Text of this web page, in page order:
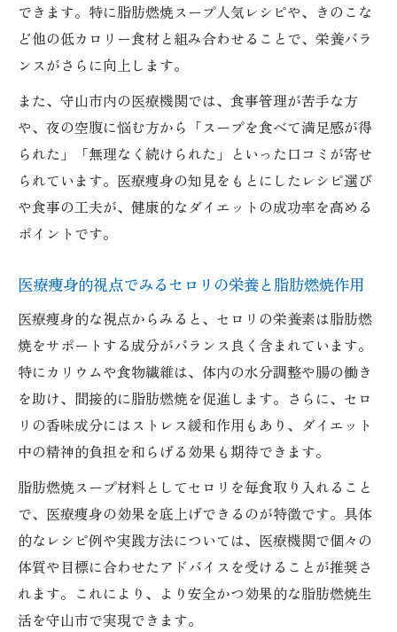
できます。特に脂肪燃焼スープ人気レシピや、きのこな
ど他の低カロリー食材と組み合わせることで、栄養バラ
ンスがさらに向上します。
また、守山市内の医療機関では、食事管理が苦手な方
や、夜の空腹に悩む方から「スープを食べて満足感が得
られた」「無理なく続けられた」といった口コミが寄せ
られています。医療痩身の知見をもとにしたレシピ選び
や食事の工夫が、健康的なダイエットの成功率を高める
ポイントです。
医療痩身的視点でみるセロリの栄養と脂肪燃焼作用
医療痩身的な視点からみると、セロリの栄養素は脂肪燃
焼をサポートする成分がバランス良く含まれています。
特にカリウムや食物繊維は、体内の水分調整や腸の働き
を助け、間接的に脂肪燃焼を促進します。さらに、セロ
リの香味成分にはストレス緩和作用もあり、ダイエット
中の精神的負担を和らげる効果も期待できます。
脂肪燃焼スープ材料としてセロリを毎食取り入れること
で、医療痩身の効果を底上げできるのが特徴です。具体
的なレシピ例や実践方法については、医療機関で個々の
体質や目標に合わせたアドバイスを受けることが推奨さ
れます。これにより、より安全かつ効果的な脂肪燃焼生
活を守山市で実現できます。